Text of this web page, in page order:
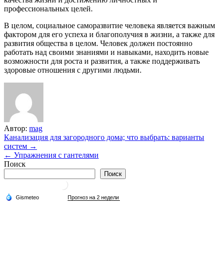
профессиональных целей.
В целом, социальное саморазвитие человека является важным
фактором для его успеха и благополучия в жизни, а также для
развития общества в целом. Человек должен постоянно
работать над своими знаниями и навыками, находить новые
возможности для роста и развития, а также поддерживать
здоровые отношения с другими людьми.
Автор: mag
Навигация
по
записям
Канализация для загородного дома; что выбрать: варианты
систем →
← Упражнения с гантелями
Поиск
Поиск